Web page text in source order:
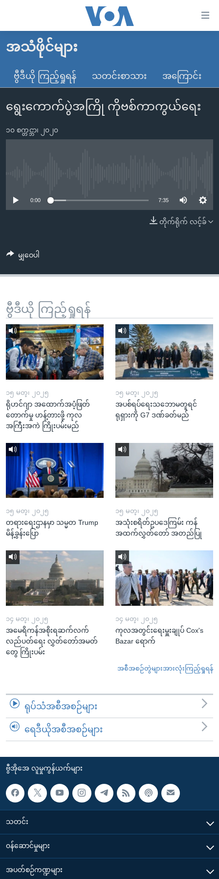
လွယ်ကူ
သည့်
များ
ပင်မ
ပင်မ
စာမျက်နှာ
ကျော်
ရန်
ရှာဖွေ
ရန်
နေရာ
သို့
ကျော်
ရန်
မူလစာမျက်နှာ
မြန်မာ
ကမ္ဘာ့သတင်းများ
နိုင်ငံတကာ
တရုတ်
ဗွီဒီယို
ရပ်ဝန်းတခု လမ်းတခု အလွန်
ရုပ်ရှင်ထဲက အင်္ဂလိပ်စာ
တီဗွီ
ရေဒီယို/တီဗွီအစီအစဉ်
ဗွီအိုအေ လူမှုကွန်ယက်များ
ဘာသာစကားများ
အသံဖိုင်များ
ဗွီဒီယို ကြည့်ရှုရန် သတင်းစာသား အကြောင်း
ရွေးကောက်ပွဲအကြို ကိုဗစ်ကာကွယ်ရေး
၁၀ စက္တင္ဘာ၊ ၂၀၂၀
0:00 7:35
တိုက်ရိုက် လင့်ခ်
မျှဝေပါ
ဗွီဒီယို ကြည့်ရှုရန်
၁၅ မတ္၊ ၂၀၂၅
ရိုဟင်ဂျာ အထောက်အပံ့ဖြတ်
တောက်မှု ဟန့်တားဖို့ ကုလ
အကြီးအကဲ ကြိုးပမ်းမည်
၁၅ မတ္၊ ၂၀၂၅
အပစ်ရပ်ရေးသဘောမတူရင်
ရုရှားကို G7 ဒဏ်ခတ်မည်
၁၅ မတ္၊ ၂၀၂၅
တရားရေးဌာနမှာ သမ္မတ Trump
မိန့်ခွန်းပြော
၁၅ မတ္၊ ၂၀၂၅
အသုံးစရိတ်ဥပဒေကြမ်း ကန်
အထက်လွှတ်တော် အတည်ပြု
၁၄ မတ္၊ ၂၀၂၅
အမေရိကန်အစိုးရဆက်လက်
လည်ပတ်ရေး လွှတ်တော်အမတ်
တွေ ကြိုးပမ်း
၁၄ မတ္၊ ၂၀၂၅
ကုလအတွင်းရေးမှူးချုပ် Cox's
Bazar ရောက်
အစီအစဉ်တွဲများအားလုံးကြည့်ရှုရန်
ရုပ်သံအစီအစဉ်များ
ရေဒီယိုအစီအစဉ်များ
ဗွီအိုအေ လူမှုကွန်ယက်များ
သတင်း
၀န်ဆောင်မှုများ
အပတ်စဉ်ကဏ္ဍများ